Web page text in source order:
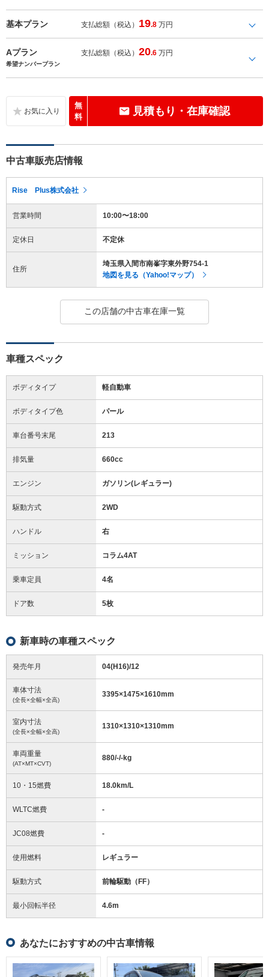
基本プラン 支払総額（税込） 19.8 万円
Aプラン 支払総額（税込）20.6 万円
希望ナンバープラン
無
料
見積もり・在庫確認
中古車販売店情報
Rise Plus株式会社
営業時間 10:00〜18:00
定休日 不定休
住所
埼玉県入間市南峯字東外野754-1
地図を見る（Yahoo!マップ）
この店舗の中古車在庫一覧
車種スペック
ボディタイプ 軽自動車
ボディタイプ色 パール
車台番号末尾 213
排気量 660cc
エンジン ガソリン(レギュラー)
駆動方式 2WD
ハンドル 右
ミッション コラム4AT
乗車定員 4名
ドア数 5枚
新車時の車種スペック
発売年月 04(H16)/12
車体寸法
(全長×全幅×全高)
3395×1475×1610mm
室内寸法
(全長×全幅×全高)
1310×1310×1310mm
車両重量
(AT×MT×CVT)
880/-/-kg
10・15燃費 18.0km/L
WLTC燃費 -
JC08燃費 -
使用燃料 レギュラー
駆動方式 前輪駆動（FF）
最小回転半径 4.6m
あなたにおすすめの中古車情報